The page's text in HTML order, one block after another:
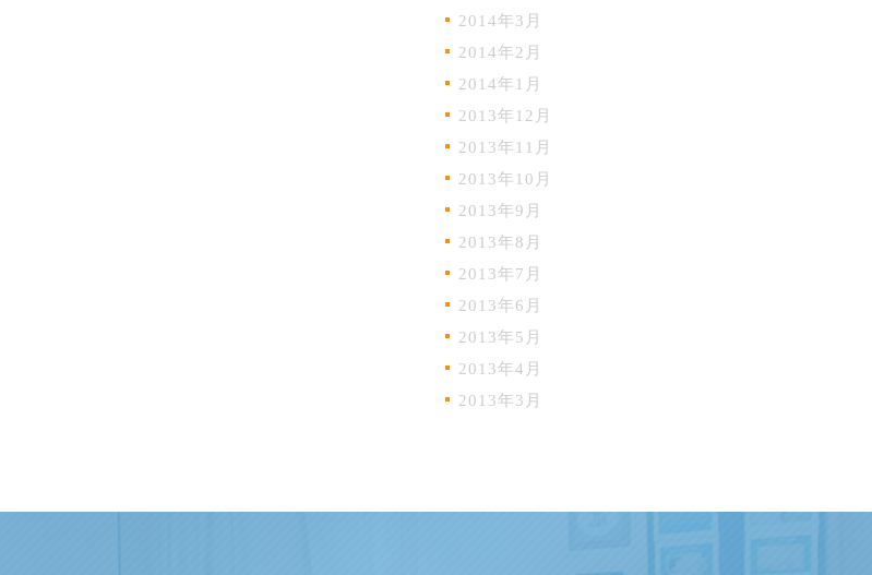
2014年3月
2014年2月
2014年1月
2013年12月
2013年11月
2013年10月
2013年9月
2013年8月
2013年7月
2013年6月
2013年5月
2013年4月
2013年3月